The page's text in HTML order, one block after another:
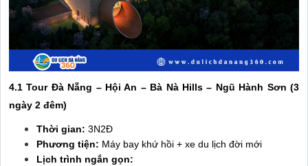
4.1 Tour Đà Nẵng – Hội An – Bà Nà Hills – Ngũ Hành Sơn (3
ngày 2 đêm)
Thời gian: 3N2Đ
Phương tiện: Máy bay khứ hồi + xe du lịch đời mới
Lịch trình ngắn gọn: